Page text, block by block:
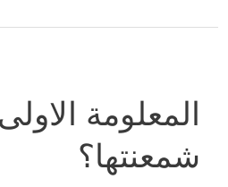
فمّا
تدفعو
باش
المعلومة
شمعنتها؟